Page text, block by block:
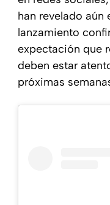
han revelado
lanzamiento
expectación que
deben estar
próximas